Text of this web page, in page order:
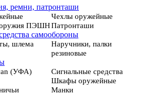
ремни, патронташи
Чехлы оружейные
оружия ПЭШНПатронташи
самообороны
шлема
Наручники, палки
резиновые
(УФА)
Сигнальные средства
Шкафы оружейные
Манки